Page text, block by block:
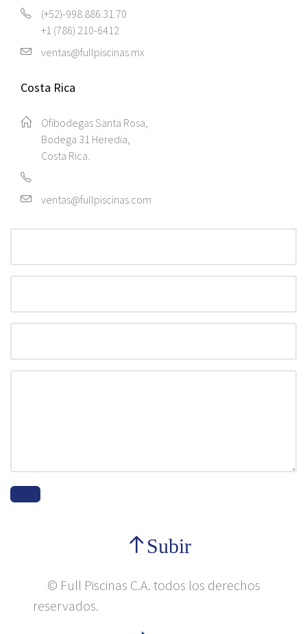
(+52)-998.886.31.70
+1 (786) 210-6412
ventas@fullpiscinas.mx
Costa Rica
Ofibodegas Santa Rosa,
Bodega 31 Heredia,
Costa Rica.
ventas@fullpiscinas.com
Subir
© Full Piscinas C.A. todos los derechos
reservados.